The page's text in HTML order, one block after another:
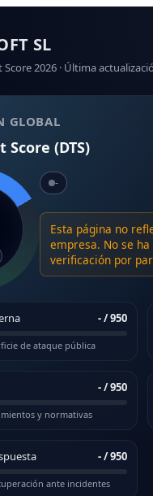
SL
Score 2026 · Última
GLOBAL
(DTS)
-
Esta página no
empresa. No se
verificación por
-/ 950
de ataque pública
-/ 950
y normativas
-/ 950
ante incidentes